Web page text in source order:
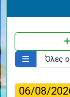
06/08/